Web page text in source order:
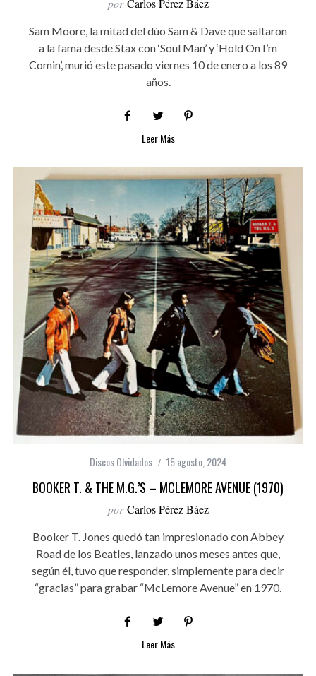
Sam Moore, la mitad del dúo Sam & Dave que saltaron
a la fama desde Stax con ‘Soul Man’ y ‘Hold On I’m
Comin’, murió este pasado viernes 10 de enero a los 89
años.
Leer Más
Discos Olvidados 15 agosto, 2024
BOOKER T. & THE M.G.’S – MCLEMORE AVENUE (1970)
por Carlos Pérez Báez
Booker T. Jones quedó tan impresionado con Abbey
Road de los Beatles, lanzado unos meses antes que,
según él, tuvo que responder, simplemente para decir
“gracias” para grabar “McLemore Avenue” en 1970.
Leer Más